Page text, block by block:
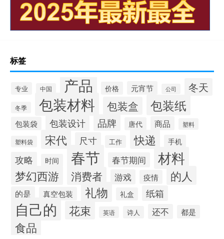
标签
专业 中国 产品 价格 元宵节 公司 冬天
冬季 包装材料 包装盒 包装纸
包装袋 包装设计 品牌 唐代 商品 塑料
塑料袋 宋代 尺寸 工作 快递 手机
攻略 时间 春节 春节期间 材料
梦幻西游 消费者 游戏 疫情 的人
的是 真空包装 礼物 礼盒 纸箱
自己的 花束 英语 诗人 还不 都是
食品